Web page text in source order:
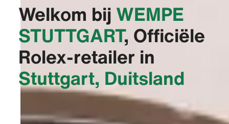
Welkom bij ‭WEMPE
STUTTGART‬, Officiële
Rolex-retailer in
Stuttgart, Duitsland